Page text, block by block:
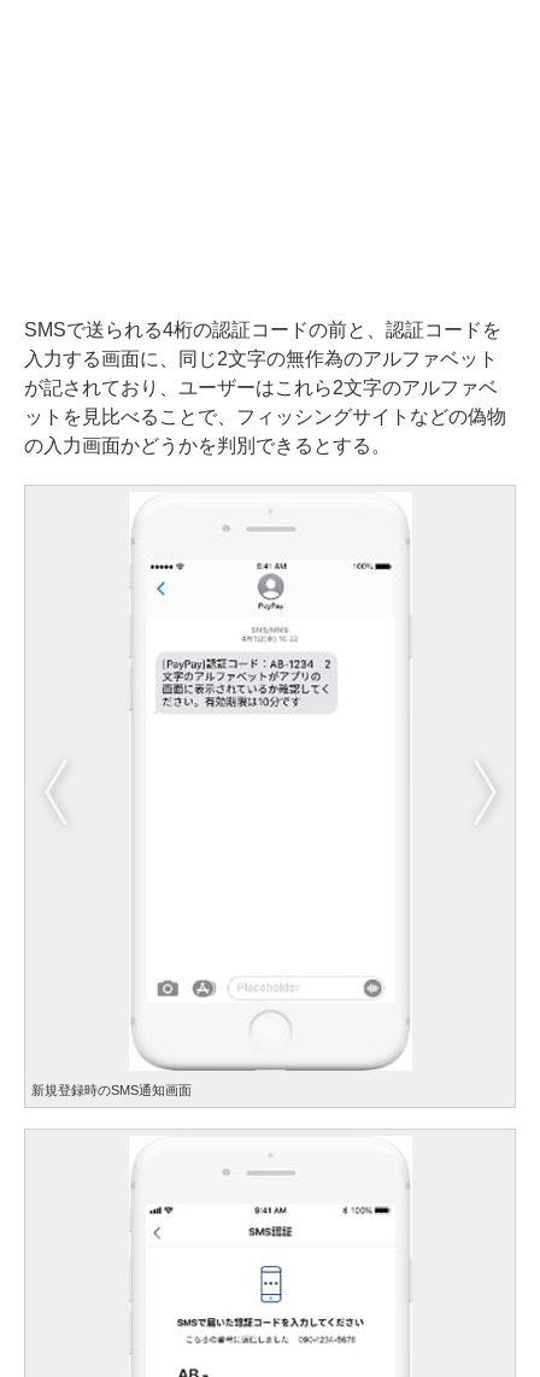
SMSで送られる4桁の認証コードの前と、認証コードを
入力する画面に、同じ2文字の無作為のアルファベット
が記されており、ユーザーはこれら2文字のアルファベ
ットを見比べることで、フィッシングサイトなどの偽物
の入力画面かどうかを判別できるとする。
新規登録時のSMS通知画面